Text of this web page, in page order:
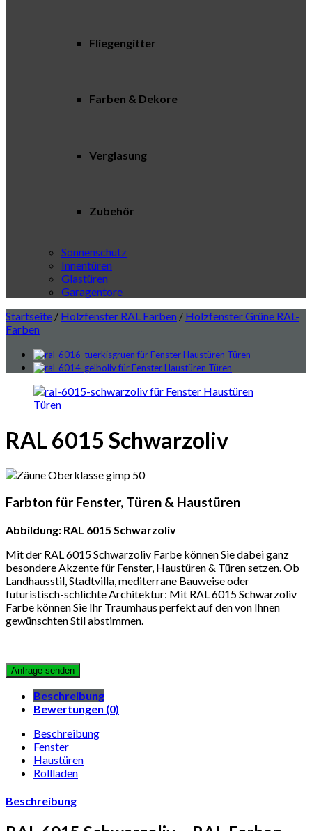
Fliegengitter
Farben & Dekore
Verglasung
Zubehör
Sonnenschutz
Innentüren
Glastüren
Garagentore
Startseite / Holzfenster RAL Farben / Holzfenster Grüne RAL-
Farben
RAL 6015 Schwarzoliv
Farbton für Fenster, Türen & Haustüren
Abbildung: RAL 6015 Schwarzoliv
Mit der RAL 6015 Schwarzoliv Farbe können Sie dabei ganz
besondere Akzente für Fenster, Haustüren & Türen setzen. Ob
Landhausstil, Stadtvilla, mediterrane Bauweise oder
futuristisch-schlichte Architektur: Mit RAL 6015 Schwarzoliv
Farbe können Sie Ihr Traumhaus perfekt auf den von Ihnen
gewünschten Stil abstimmen.
Beschreibung
Bewertungen (0)
Beschreibung
Fenster
Haustüren
Rollladen
Beschreibung